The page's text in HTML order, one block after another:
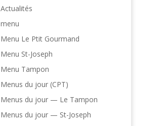
Actualités
menu
Menu Le Ptit Gourmand
Menu St-Joseph
Menu Tampon
Menus du jour (CPT)
Menus du jour — Le Tampon
Menus du jour — St-Joseph